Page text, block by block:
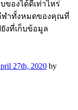
ของได้ดีเท่าไหร่
ฬาทั้งหมดของคุณที่
งที่เก็บข้อมูล
27th, 2020 by